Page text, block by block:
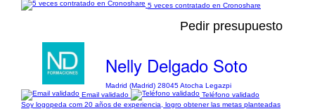
5 veces contratado en Cronoshare
Pedir presupuesto
Nelly Delgado Soto
Madrid (Madrid) 28045 Atocha Legazpi
Email validado
Teléfono validado
Soy logopeda com 20 años de experiencia, logro obtener las metas planteadas